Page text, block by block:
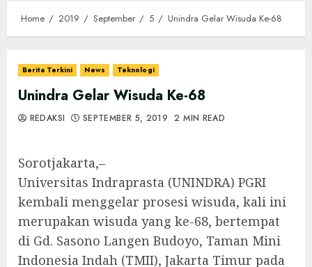
Home 2019 September 5 Unindra Gelar Wisuda Ke-68
Berita Terkini News Teknologi
Unindra Gelar Wisuda Ke-68
REDAKSI SEPTEMBER 5, 2019 2 MIN READ
Sorotjakarta,–
Universitas Indraprasta (UNINDRA) PGRI
kembali menggelar prosesi wisuda, kali ini
merupakan wisuda yang ke-68, bertempat
di Gd. Sasono Langen Budoyo, Taman Mini
Indonesia Indah (TMII), Jakarta Timur pada